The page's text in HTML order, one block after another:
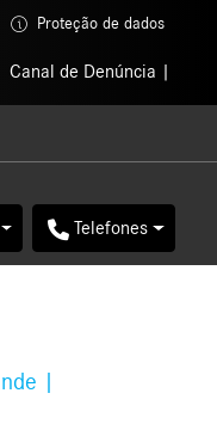
Proteção de dados
Canal de Denúncia
Telefones
Proteção de dados
Canal de Denúncia